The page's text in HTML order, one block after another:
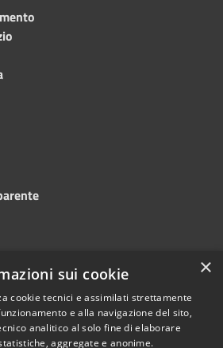
×
sui cookie
cookie tecnici e assimilati strettamente
e alla navigazione del sito,
analitico al solo fine di elaborare
aggregate e anonime.